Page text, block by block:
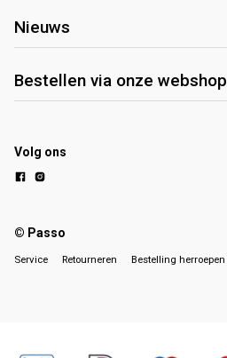
Nieuws
Bestellen via onze webshop
Volg ons
© Passo
Service Retourneren Bestelling herroepen